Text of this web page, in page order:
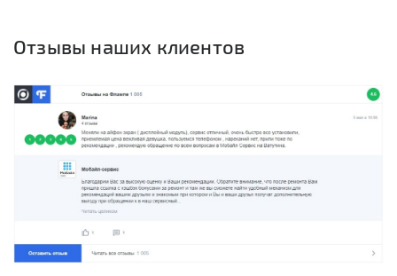
Отзывы наших клиентов